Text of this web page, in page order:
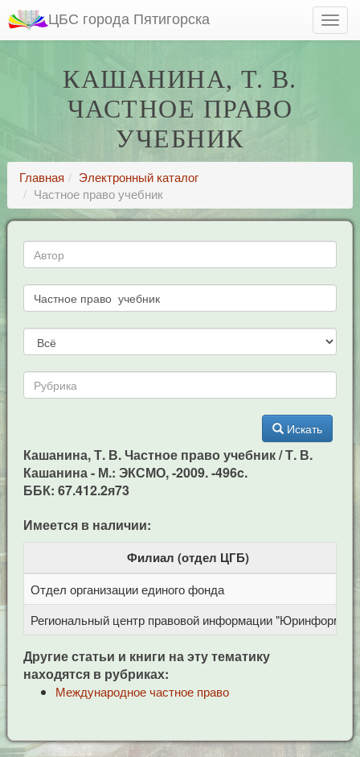
ЦБС города Пятигорска
КАШАНИНА, Т. В.
ЧАСТНОЕ ПРАВО
УЧЕБНИК
Главная
Электронный каталог
Частное право учебник
Искать
Кашанина, Т. В. Частное право учебник / Т. В.
Кашанина - М.: ЭКСМО, -2009. -496c.
ББК: 67.412.2я73
Имеется в наличии:
Филиал (отдел ЦГБ)
Отдел организации единого фонда
Региональный центр правовой информации "Юринформ"
Другие статьи и книги на эту тематику
находятся в рубриках:
Международное частное право